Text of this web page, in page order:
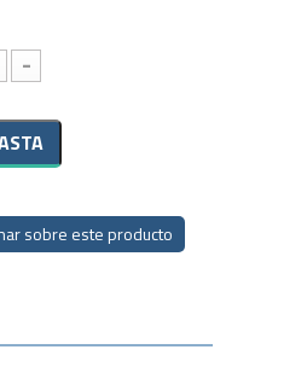
-
sobre este producto